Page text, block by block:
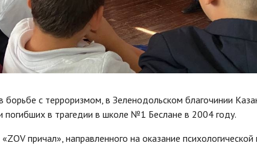
борьбе с терроризмом, в Зеленодольском благочинии
погибших в трагедии в школе №1 Беслане в 2004 году.
причал», направленного на оказание